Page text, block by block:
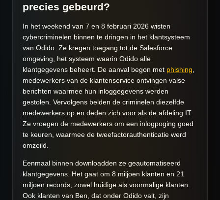
precies gebeurd?
In het weekend van 7 en 8 februari 2026 wisten
cybercriminelen binnen te dringen in het klantsysteem
van Odido. Ze kregen toegang tot de Salesforce
omgeving, het systeem waarin Odido alle
klantgegevens beheert. De aanval begon met phishing
medewerkers van de klantenservice ontvingen valse
berichten waarmee hun inloggegevens werden
gestolen. Vervolgens belden de criminelen diezelfde
medewerkers op en deden zich voor als de afdeling IT.
Ze vroegen de medewerkers om een inlogpoging goed
te keuren, waarmee de tweefactorauthenticatie werd
omzeild.
Eenmaal binnen downloadden ze geautomatiseerd
klantgegevens. Het gaat om 8 miljoen klanten en 21
miljoen records, zowel huidige als voormalige klanten.
Ook klanten van Ben, dat onder Odido valt, zijn